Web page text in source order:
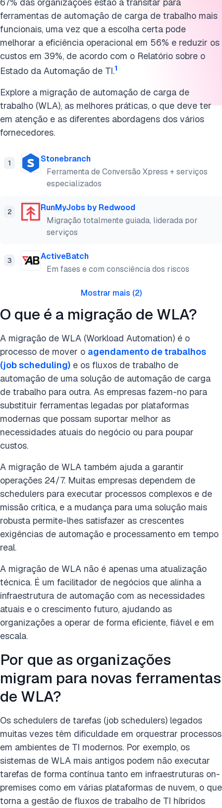
ferramentas de automação de carga de trabalho mais
funcionais, uma vez que a escolha certa pode
melhorar a eficiência operacional em 56% e reduzir os
custos em 39%, de acordo com o Relatório sobre o
Estado da Automação de TI.1
Explore a migração de automação de carga de
trabalho (WLA), as melhores práticas, o que deve ter
em atenção e as diferentes abordagens dos vários
fornecedores.
1
Stonebranch
Ferramenta de Conversão Xpress + serviços
especializados
2
RunMyJobs by Redwood
Migração totalmente guiada, liderada por
serviços
3
ActiveBatch
Em fases e com consciência dos riscos
Mostrar mais (2)
O que é a migração de WLA?
A migração de WLA (Workload Automation) é o
processo de mover o agendamento de trabalhos
(job scheduling) e os fluxos de trabalho de
automação de uma solução de automação de carga
de trabalho para outra. As empresas fazem-no para
substituir ferramentas legadas por plataformas
modernas que possam suportar melhor as
necessidades atuais do negócio ou para poupar
custos.
A migração de WLA também ajuda a garantir
operações 24/7. Muitas empresas dependem de
schedulers para executar processos complexos e de
missão crítica, e a mudança para uma solução mais
robusta permite-lhes satisfazer as crescentes
exigências de automação e processamento em tempo
real.
A migração de WLA não é apenas uma atualização
técnica. É um facilitador de negócios que alinha a
infraestrutura de automação com as necessidades
atuais e o crescimento futuro, ajudando as
organizações a operar de forma eficiente, fiável e em
escala.
Por que as organizações
migram para novas ferramentas
de WLA?
Os schedulers de tarefas (job schedulers) legados
muitas vezes têm dificuldade em orquestrar processos
em ambientes de TI modernos. Por exemplo, os
sistemas de WLA mais antigos podem não executar
tarefas de forma contínua tanto em infraestruturas on-
premises como em várias plataformas de nuvem, o que
torna a gestão de fluxos de trabalho de TI híbridos
Cite esta pesquisa